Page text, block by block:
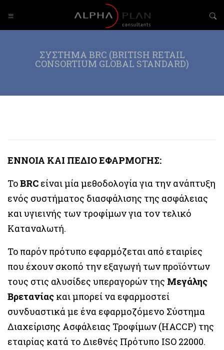
ΣΥΣΤΗΜΑ BRC (BRITISH RETAIL
CONSORTIUM GLOBAL STANDARD)
ΕΝΝΟΙΑ ΚΑΙ ΠΕΔΙΟ ΕΦΑΡΜΟΓΗΣ:
ToBRC είναι μία μεθοδολογία για την ανάπτυξη
ενός συστήματος διασφάλισης της ασφάλειας
και υγιεινής των τροφίμων για τον τελικό
Καταναλωτή.
To παρόν πρότυπο εφαρμόζεται από εταιρίες
που έχουν σκοπό την εξαγωγή των προϊόντων
τους στις αλυσίδες υπεραγορών της Μεγάλης
Βρετανίας και μπορεί να εφαρμοστεί
συνδυαστικά με ένα εφαρμοζόμενο Σύστημα
Διαχείρισης Ασφάλειας Τροφίμων (HACCP) της
εταιρίας κατά το Διεθνές Πρότυπο ISO 22000.